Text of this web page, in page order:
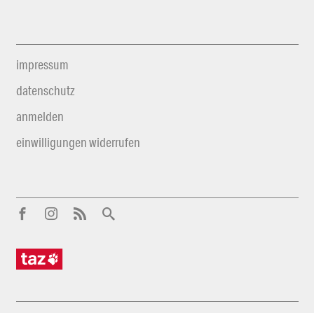
impressum
datenschutz
anmelden
einwilligungen widerrufen